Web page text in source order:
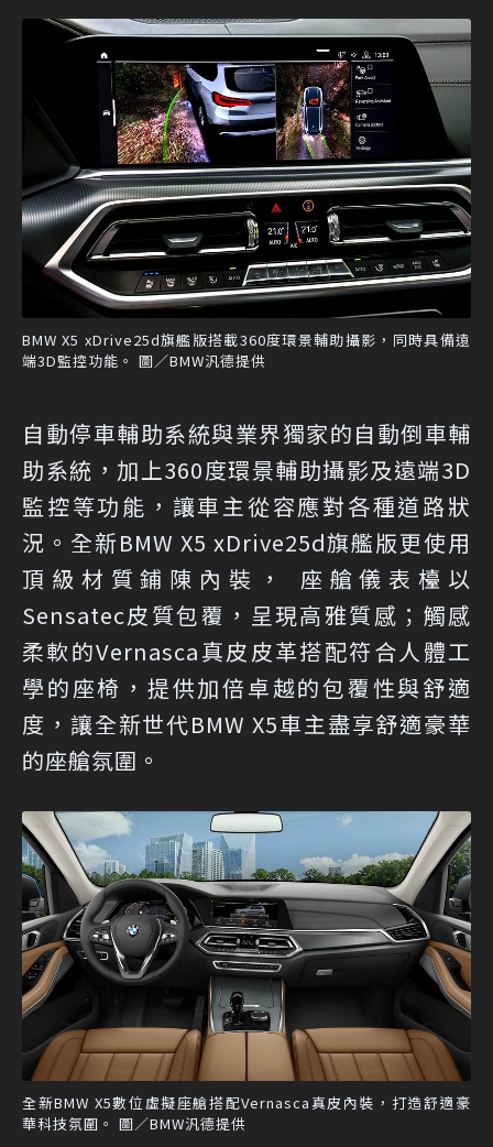
BMW X5 xDrive25d旗艦版搭載360度環景輔助攝影，同時具備遠
端3D監控功能。 圖／BMW汎德提供
自動停車輔助系統與業界獨家的自動倒車輔
助系統，加上360度環景輔助攝影及遠端3D
監控等功能，讓車主從容應對各種道路狀
況。全新BMW X5 xDrive25d旗艦版更使用
頂級材質鋪陳內裝， 座艙儀表檯以
Sensatec皮質包覆，呈現高雅質感；觸感
柔軟的Vernasca真皮皮革搭配符合人體工
學的座椅，提供加倍卓越的包覆性與舒適
度，讓全新世代BMW X5車主盡享舒適豪華
的座艙氛圍。
全新BMW X5數位虛擬座艙搭配Vernasca真皮內裝，打造舒適豪
華科技氛圍。 圖／BMW汎德提供